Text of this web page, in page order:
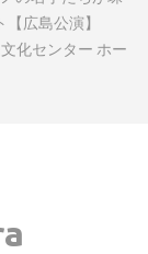
広島公演】
化センター ホー